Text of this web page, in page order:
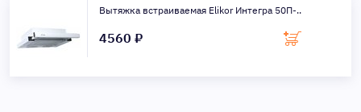
Вытяжка встраиваемая Elikor Интегра 50П-..
4560 ₽